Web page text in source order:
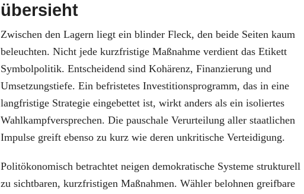
übersieht
Zwischen den Lagern liegt ein blinder Fleck, den beide Seiten kaum
beleuchten. Nicht jede kurzfristige Maßnahme verdient das Etikett
Symbolpolitik. Entscheidend sind Kohärenz, Finanzierung und
Umsetzungstiefe. Ein befristetes Investitionsprogramm, das in eine
langfristige Strategie eingebettet ist, wirkt anders als ein isoliertes
Wahlkampfversprechen. Die pauschale Verurteilung aller staatlichen
Impulse greift ebenso zu kurz wie deren unkritische Verteidigung.
Politökonomisch betrachtet neigen demokratische Systeme strukturell
zu sichtbaren, kurzfristigen Maßnahmen. Wähler belohnen greifbare